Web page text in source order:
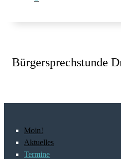
Bürgersprechstunde
Moin!
Aktuelles
Termine